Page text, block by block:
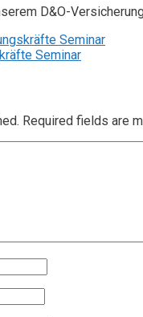
D&O-
Seminar
Seminar
Required fields are